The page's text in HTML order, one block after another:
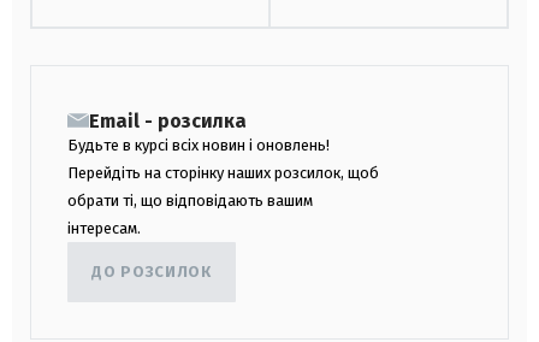
Email - розсилка
Будьте в курсі всіх новин і оновлень!
Перейдіть на сторінку наших розсилок, щоб
обрати ті, що відповідають вашим
інтересам.
ДО РОЗСИЛОК